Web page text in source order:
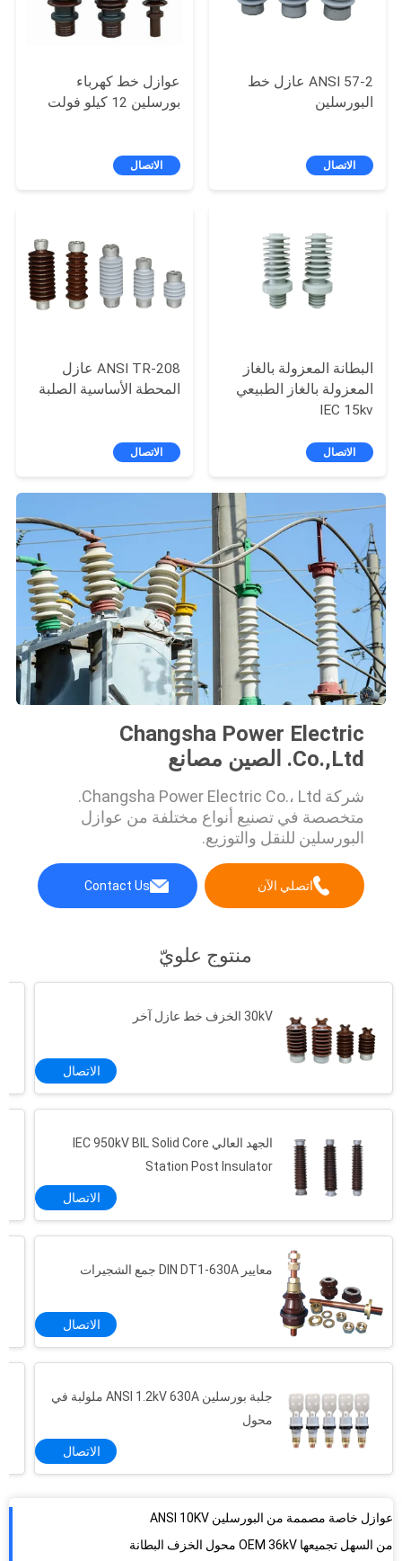
عوازل خط كهرباء
بورسلين 12 كيلو فولت
الاتصال
ANSI 57-2 عازل خط
البورسلين
الاتصال
ANSI TR-208 عازل
المحطة الأساسية الصلبة
الاتصال
البطانة المعزولة بالغاز
المعزولة بالغاز الطبيعي
IEC 15kv
الاتصال
Changsha Power Electric
Co.,Ltd. الصين مصانع
شركة Changsha Power Electric Co.، Ltd.
متخصصة في تصنيع أنواع مختلفة من عوازل
البورسلين للنقل والتوزيع.
اتصلي الآن Contact Us
منتوج علويّ
30kV الخزف خط عازل آخر
الاتصال
الجهد العالي IEC 950kV BIL Solid Core
Station Post Insulator
الاتصال
معايير DIN DT1-630A جمع الشجيرات
الاتصال
جلبة بورسلين ANSI 1.2kV 630A ملولبة في
محول
الاتصال
عوازل خاصة مصممة من البورسلين ANSI 10KV
من السهل تجميعها OEM 36kV محول الخزف البطانة